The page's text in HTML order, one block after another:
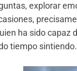
explorar
ha sido capaz
tiempo sintiendo.